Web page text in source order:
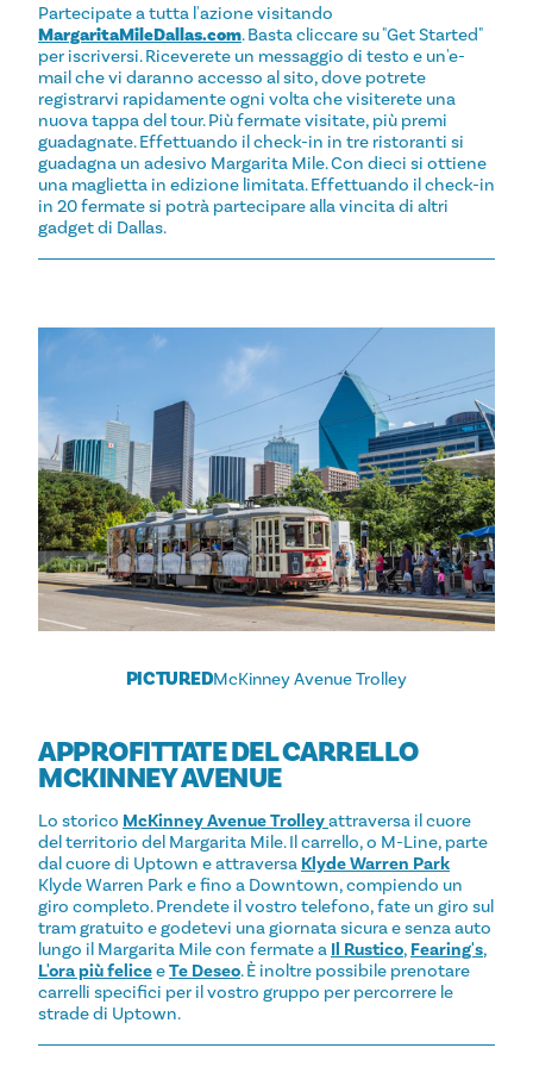
Partecipate a tutta l'azione visitando
MargaritaMileDallas.com. Basta cliccare su "Get Started"
per iscriversi. Riceverete un messaggio di testo e un'e-
mail che vi daranno accesso al sito, dove potrete
registrarvi rapidamente ogni volta che visiterete una
nuova tappa del tour. Più fermate visitate, più premi
guadagnate. Effettuando il check-in in tre ristoranti si
guadagna un adesivo Margarita Mile. Con dieci si ottiene
una maglietta in edizione limitata. Effettuando il check-in
in 20 fermate si potrà partecipare alla vincita di altri
gadget di Dallas.
PICTUREDMcKinney Avenue Trolley
APPROFITTATE DEL CARRELLO
MCKINNEY AVENUE
Lo storico McKinney Avenue Trolleyattraversa il cuore
del territorio del Margarita Mile. Il carrello, o M-Line, parte
dal cuore di Uptown e attraversa Klyde Warren Park
Klyde Warren Park e fino a Downtown, compiendo un
giro completo. Prendete il vostro telefono, fate un giro sul
tram gratuito e godetevi una giornata sicura e senza auto
lungo il Margarita Mile con fermate a Il Rustico, Fearing's,
L'ora più feliceeTe Deseo. È inoltre possibile prenotare
carrelli specifici per il vostro gruppo per percorrere le
strade di Uptown.